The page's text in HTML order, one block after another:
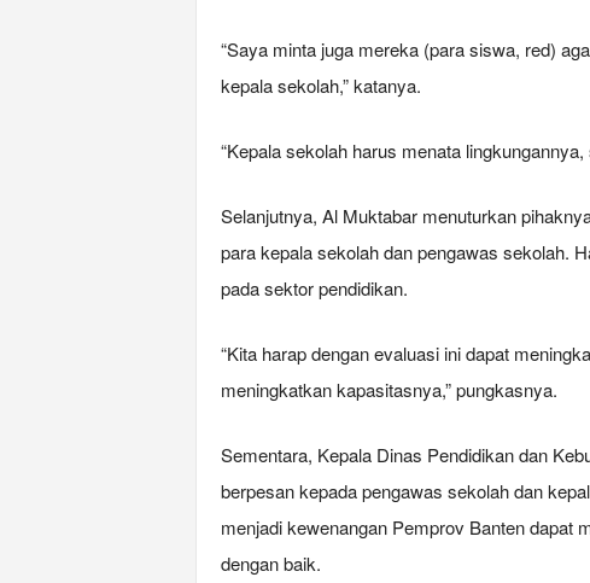
“Saya minta juga mereka (para siswa, red)
kepala sekolah,” katanya.
“Kepala sekolah harus menata
Selanjutnya, Al Muktabar menuturkan
para kepala sekolah dan pengawas sekolah.
pada sektor pendidikan.
“Kita harap dengan evaluasi ini dapat
meningkatkan kapasitasnya,” pungkasnya.
Sementara, Kepala Dinas Pendidikan dan
berpesan kepada pengawas sekolah dan
menjadi kewenangan Pemprov Banten dapat
dengan baik.